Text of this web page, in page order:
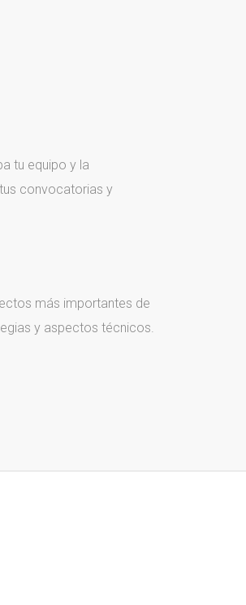
tu equipo y la
convocatorias y
más importantes de
y aspectos técnicos.